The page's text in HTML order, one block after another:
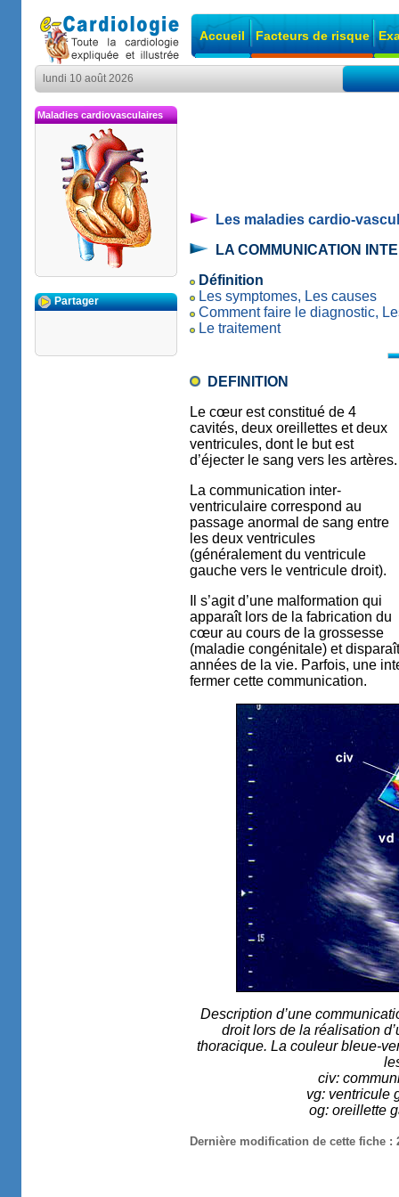
Accueil Facteurs de risque
lundi 10 août 2026
Maladies cardiovasculaires
Partager
Les maladies cardio-
LA COMMUNICATION
Définition
Les symptomes, Les causes
Comment faire le diagnostic,
Le traitement
DEFINITION
Le cœur est constitué de 4
cavités, deux oreillettes et deux
ventricules, dont le but est
d’éjecter le sang vers les artères.
La communication inter-
ventriculaire correspond au
passage anormal de sang entre
les deux ventricules
(généralement du ventricule
gauche vers le ventricule droit).
Il s’agit d’une malformation qui
apparaît lors de la fabrication du
cœur au cours de la grossesse
(maladie congénitale) et
années de la vie. Parfois, une
fermer cette communication.
Description d’une
droit lors de la réalisation
thoracique. La couleur bleue-
civ:
vg: ventricule
og: oreillette
Dernière modification de cette fiche :